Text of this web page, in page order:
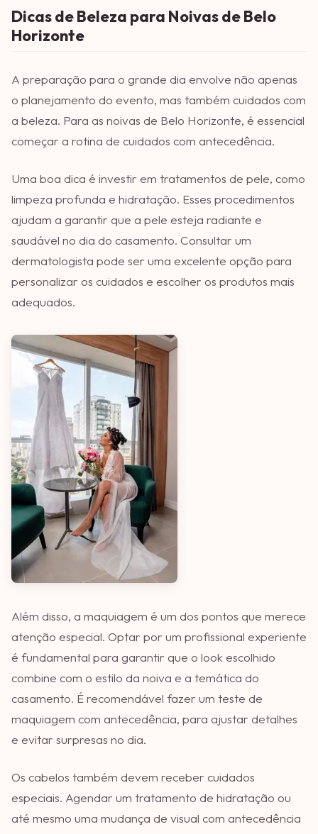
Dicas de Beleza para Noivas de Belo
Horizonte
A preparação para o grande dia envolve não apenas
o planejamento do evento, mas também cuidados com
a beleza. Para as noivas de Belo Horizonte, é essencial
começar a rotina de cuidados com antecedência.
Uma boa dica é investir em tratamentos de pele, como
limpeza profunda e hidratação. Esses procedimentos
ajudam a garantir que a pele esteja radiante e
saudável no dia do casamento. Consultar um
dermatologista pode ser uma excelente opção para
personalizar os cuidados e escolher os produtos mais
adequados.
Além disso, a maquiagem é um dos pontos que merece
atenção especial. Optar por um profissional experiente
é fundamental para garantir que o look escolhido
combine com o estilo da noiva e a temática do
casamento. É recomendável fazer um teste de
maquiagem com antecedência, para ajustar detalhes
e evitar surpresas no dia.
Os cabelos também devem receber cuidados
especiais. Agendar um tratamento de hidratação ou
até mesmo uma mudança de visual com antecedência